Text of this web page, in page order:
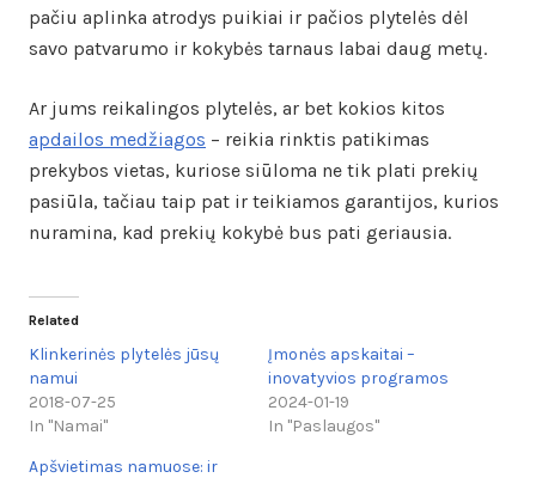
pačiu aplinka atrodys puikiai ir pačios plytelės dėl
savo patvarumo ir kokybės tarnaus labai daug metų.
Ar jums reikalingos plytelės, ar bet kokios kitos
apdailos medžiagos – reikia rinktis patikimas
prekybos vietas, kuriose siūloma ne tik plati prekių
pasiūla, tačiau taip pat ir teikiamos garantijos, kurios
nuramina, kad prekių kokybė bus pati geriausia.
Related
Klinkerinės plytelės jūsų
namui
2018-07-25
In "Namai"
Įmonės apskaitai –
inovatyvios programos
2024-01-19
In "Paslaugos"
Apšvietimas namuose: ir